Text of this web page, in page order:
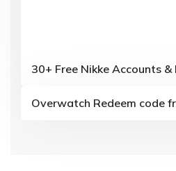
30+ Free Nikke Accounts
Overwatch Redeem code